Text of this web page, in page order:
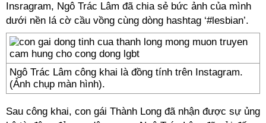
Insragram, Ngô Trác Lâm đã chia sẻ bức ảnh của mình
dưới nền lá cờ cầu vồng cùng dòng hashtag ‘#lesbian’.
Ngô Trác Lâm công khai là đồng tính trên Instagram.
(Ảnh chụp màn hình).
Sau công khai, con gái Thành Long đã nhận được sự ủng